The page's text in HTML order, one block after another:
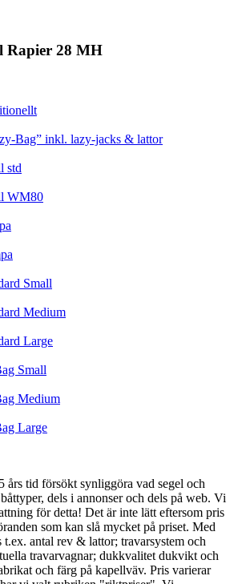
Rapier 28 MH
Bag” inkl. lazy-jacks & lattor
std
WM80
Small
Medium
Large
Small
Medium
Large
års tid försökt synliggöra vad segel och
dels i annonser och dels på web. Vi
för detta! Det är inte lätt eftersom pris
som kan slå mycket på priset. Med
t.ex. antal rev & lattor; travarsystem och
travarvagnar; dukkvalitet dukvikt och
och färg på kapellväv. Pris varierar